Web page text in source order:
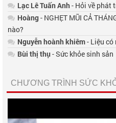
Lạc Lê Tuấn Anh- Hỏi về phát
Hoàng- NGHẸT MŨI CẢ
nào?
Nguyễn hoành khiêm- Liệu
Bùi thị thụ- Sức khỏe sinh sản
CHƯƠNG TRÌNH SỨC